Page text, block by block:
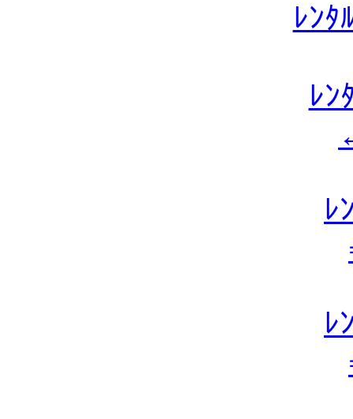
ﾚﾝﾀ
ﾚﾝ
ﾚ
ﾚ